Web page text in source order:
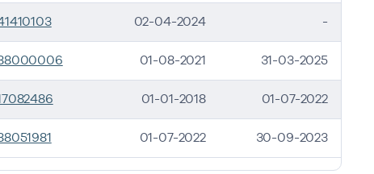
02-04-2024 -
01-08-2021 31-03-2025
01-01-2018 01-07-2022
01-07-2022 30-09-2023